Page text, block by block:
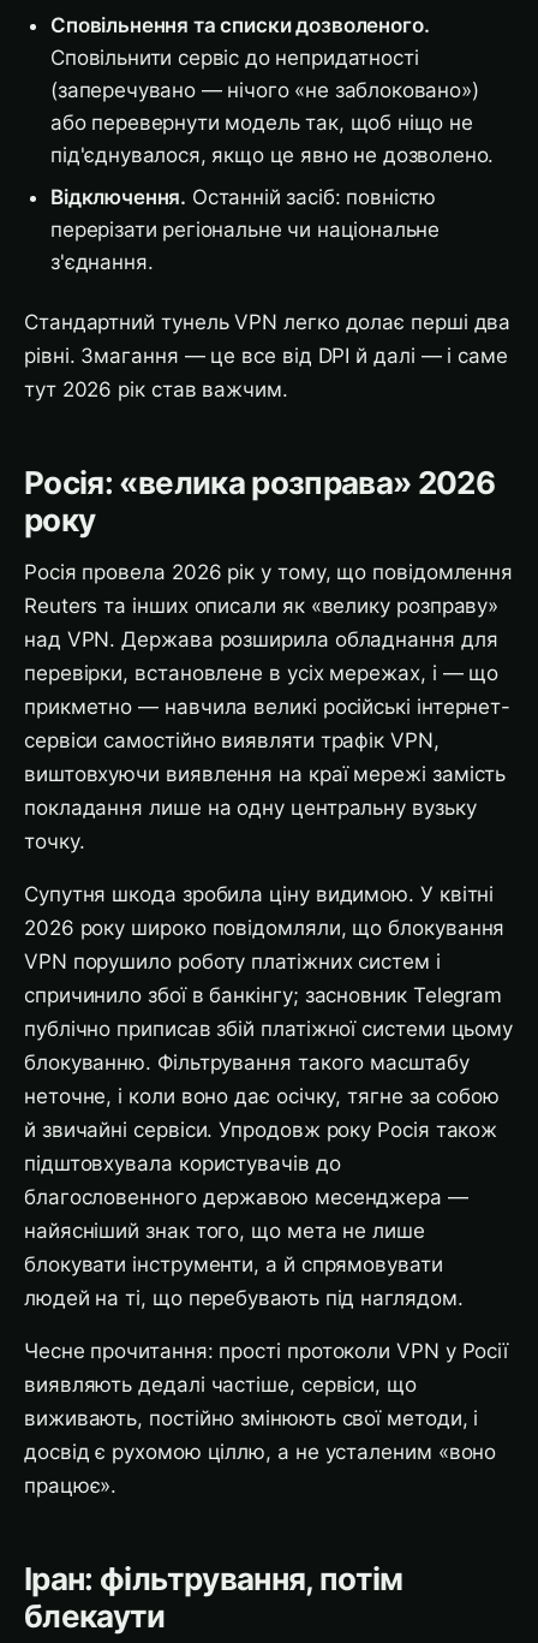
Сповільнення та списки дозволеного.
Сповільнити сервіс до непридатності
(заперечувано — нічого «не заблоковано»)
або перевернути модель так, щоб ніщо не
під'єднувалося, якщо це явно не дозволено.
Відключення. Останній засіб: повністю
перерізати регіональне чи національне
з'єднання.
Стандартний тунель VPN легко долає перші два
рівні. Змагання — це все від DPI й далі — і саме
тут 2026 рік став важчим.
Росія: «велика розправа» 2026
року
Росія провела 2026 рік у тому, що повідомлення
Reuters та інших описали як «велику розправу»
над VPN. Держава розширила обладнання для
перевірки, встановлене в усіх мережах, і — що
прикметно — навчила великі російські інтернет-
сервіси самостійно виявляти трафік VPN,
виштовхуючи виявлення на краї мережі замість
покладання лише на одну центральну вузьку
точку.
Супутня шкода зробила ціну видимою. У квітні
2026 року широко повідомляли, що блокування
VPN порушило роботу платіжних систем і
спричинило збої в банкінгу; засновник Telegram
публічно приписав збій платіжної системи цьому
блокуванню. Фільтрування такого масштабу
неточне, і коли воно дає осічку, тягне за собою
й звичайні сервіси. Упродовж року Росія також
підштовхувала користувачів до
благословенного державою месенджера —
найясніший знак того, що мета не лише
блокувати інструменти, а й спрямовувати
людей на ті, що перебувають під наглядом.
Чесне прочитання: прості протоколи VPN у Росії
виявляють дедалі частіше, сервіси, що
виживають, постійно змінюють свої методи, і
досвід є рухомою ціллю, а не усталеним «воно
працює».
Іран: фільтрування, потім
блекаути